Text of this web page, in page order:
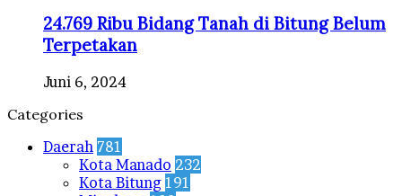
24.769 Ribu Bidang Tanah di Bitung Belum
Terpetakan
Juni 6, 2024
Categories
Daerah 781
Kota Manado 232
Kota Bitung 191